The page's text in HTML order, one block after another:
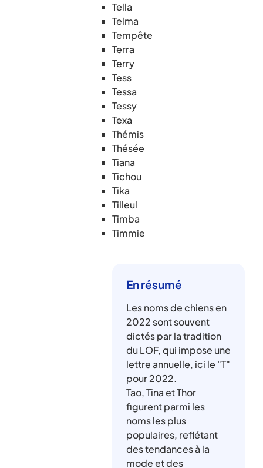
Tella
Telma
Tempête
Terra
Terry
Tess
Tessa
Tessy
Texa
Thémis
Thésée
Tiana
Tichou
Tika
Tilleul
Timba
Timmie
En résumé
Les noms de chiens en
2022 sont souvent
dictés par la tradition
du LOF, qui impose une
lettre annuelle, ici le "T"
pour 2022.
Tao, Tina et Thor
figurent parmi les
noms les plus
populaires, reflétant
des tendances à la
mode et des